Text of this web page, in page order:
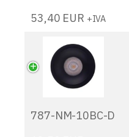
53,40 EUR +IVA
787-NM-10BC-D